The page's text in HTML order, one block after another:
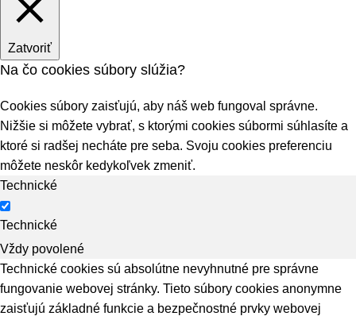
Zatvoriť
Na čo cookies súbory slúžia?
Cookies súbory zaisťujú, aby náš web fungoval správne.
Nižšie si môžete vybrať, s ktorými cookies súbormi súhlasíte a
ktoré si radšej necháte pre seba. Svoju cookies preferenciu
môžete neskôr kedykoľvek zmeniť.
Technické
Technické
Vždy povolené
Technické cookies sú absolútne nevyhnutné pre správne
fungovanie webovej stránky. Tieto súbory cookies anonymne
zaisťujú základné funkcie a bezpečnostné prvky webovej